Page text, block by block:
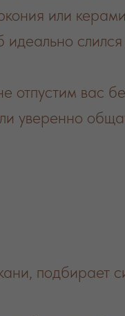
или
слился
отпустим вас
уверенно
подбирает